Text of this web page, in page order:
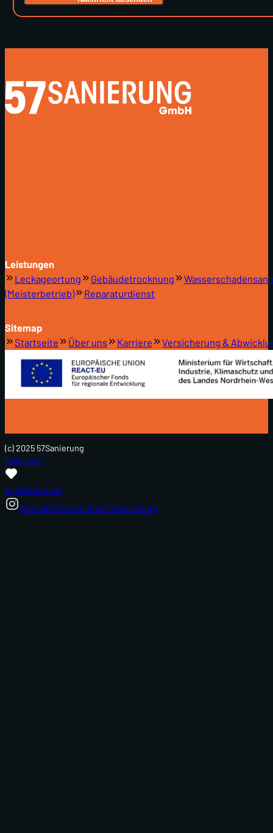
Leistungen
Leckageortung
Gebäudetrocknung
(Meisterbetrieb)
Reparaturdienst
Sitemap
Startseite
Über uns Karriere Versicherung &
(c) 2025 57Sanierung
Made with
by NRSDESiGN
KontaktDatenschutzImpressum